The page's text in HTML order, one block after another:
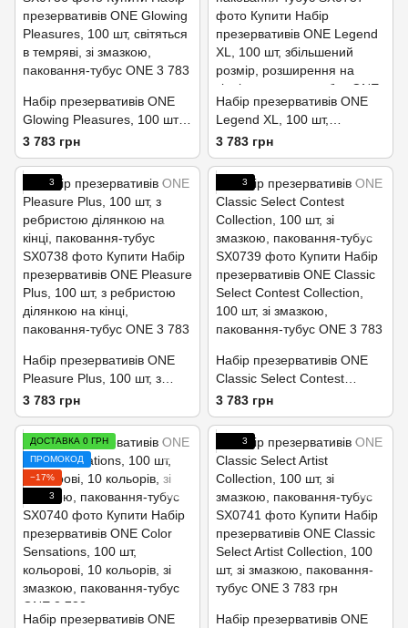
Набір презервативів ONE
Glowing Pleasures, 100 шт,
світяться в темряві, зі
змазкою, паковання-тубус
3 783 грн
Набір презервативів ONE
Legend XL, 100 шт,
збільшений розмір,
розширення на кінці,
паковання-тубус
3 783 грн
3
Набір презервативів ONE
Pleasure Plus, 100 шт, з
ребристою ділянкою на
кінці, паковання-тубус
3 783 грн
3
Набір презервативів ONE
Classic Select Contest
Collection, 100 шт, зі
змазкою, паковання-тубус
3 783 грн
ДОСТАВКА 0 ГРН
ПРОМОКОД
−17%
3
Набір презервативів ONE
3
Набір презервативів ONE